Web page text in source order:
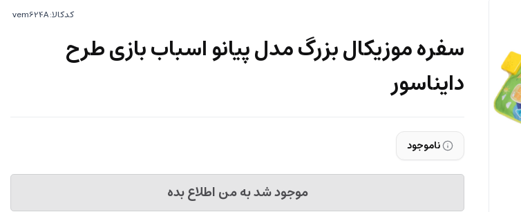
کدکالا:
سفره موزیکال بزرگ مدل پیانو اسباب بازی طرح
دایناسور
ناموجود
موجود شد به من اطلاع بده